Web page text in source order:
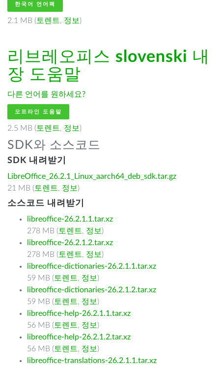
한국어 언어팩
2.1 MB ( 토렌트, 정보 )
리브레오피스 slovenski 내
장 도움말
다른 언어를 원하세요?
오프라인 도움말
2.5 MB ( 토렌트, 정보 )
SDK와 소스코드
SDK 내려받기
LibreOffice_26.2.1_Linux_aarch64_deb_sdk.tar.gz
21 MB ( 토렌트, 정보 )
소스코드 내려받기
libreoffice-26.2.1.1.tar.xz
278 MB ( 토렌트, 정보 )
libreoffice-26.2.1.2.tar.xz
278 MB ( 토렌트, 정보 )
libreoffice-dictionaries-26.2.1.1.tar.xz
59 MB ( 토렌트, 정보 )
libreoffice-dictionaries-26.2.1.2.tar.xz
59 MB ( 토렌트, 정보 )
libreoffice-help-26.2.1.1.tar.xz
56 MB ( 토렌트, 정보 )
libreoffice-help-26.2.1.2.tar.xz
56 MB ( 토렌트, 정보 )
libreoffice-translations-26.2.1.1.tar.xz